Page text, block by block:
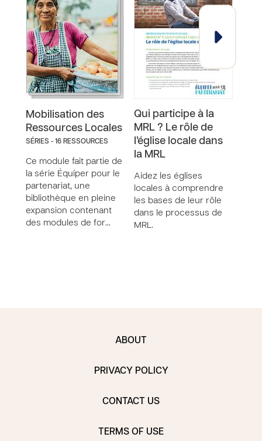
Mobilisation des
Ressources Locales
SÉRIES - 16 RESSOURCES
Ce module fait partie de
la série Équiper pour le
partenariat, une
bibliothèque en pleine
expansion contenant
des modules de for…
Qui participe à la
MRL ? Le rôle de
l’église locale dans
la MRL
Aidez les églises
locales à comprendre
les bases de leur rôle
dans le processus de
MRL.
ABOUT
PRIVACY POLICY
CONTACT US
TERMS OF USE